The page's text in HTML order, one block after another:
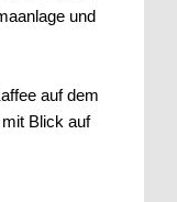
und
auf dem
Blick auf